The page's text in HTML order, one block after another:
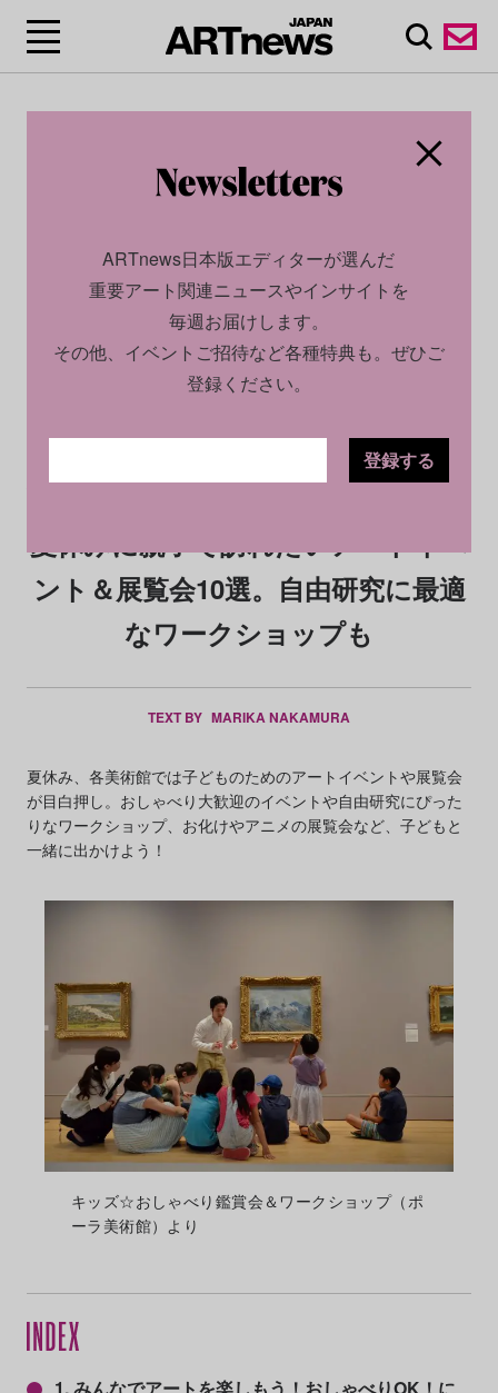
2024.07.26
夏休みに親子で訪れたいアートイベ
ント＆展覧会10選。自由研究に最適
なワークショップも
TEXT BY MARIKA NAKAMURA
夏休み、各美術館では子どものためのアートイベントや展覧会
が目白押し。おしゃべり大歓迎のイベントや自由研究にぴった
りなワークショップ、お化けやアニメの展覧会など、子どもと
一緒に出かけよう！
キッズ☆おしゃべり鑑賞会＆ワークショップ（ポ
ーラ美術館）より
1. みんなでアートを楽しもう！おしゃべりOK！に
ARTnews日本版エディターが選んだ
重要アート関連ニュースやインサイトを
毎週お届けします。
その他、イベントご招待など各種特典も。ぜひご
登録ください。
登録する